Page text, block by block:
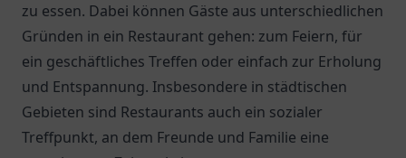
zu essen. Dabei können Gäste aus unterschiedlichen
Gründen in ein Restaurant gehen: zum Feiern, für
ein geschäftliches Treffen oder einfach zur Erholung
und Entspannung. Insbesondere in städtischen
Gebieten sind Restaurants auch ein sozialer
Treffpunkt, an dem Freunde und Familie eine